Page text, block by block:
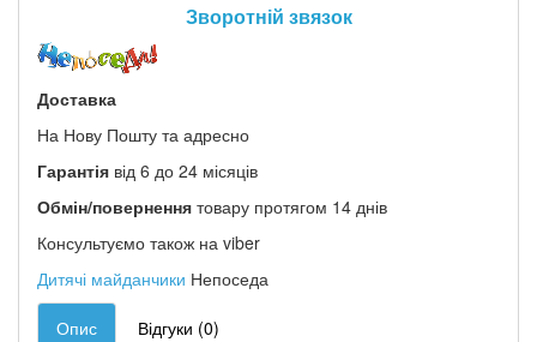
Зворотній звязок
Доставка
На Нову Пошту та адресно
Гарантія від 6 до 24 місяців
Обмін/повернення товару протягом 14 днів
Консультуємо також на viber
Дитячі майданчики Непоседа
Опис Відгуки (0)